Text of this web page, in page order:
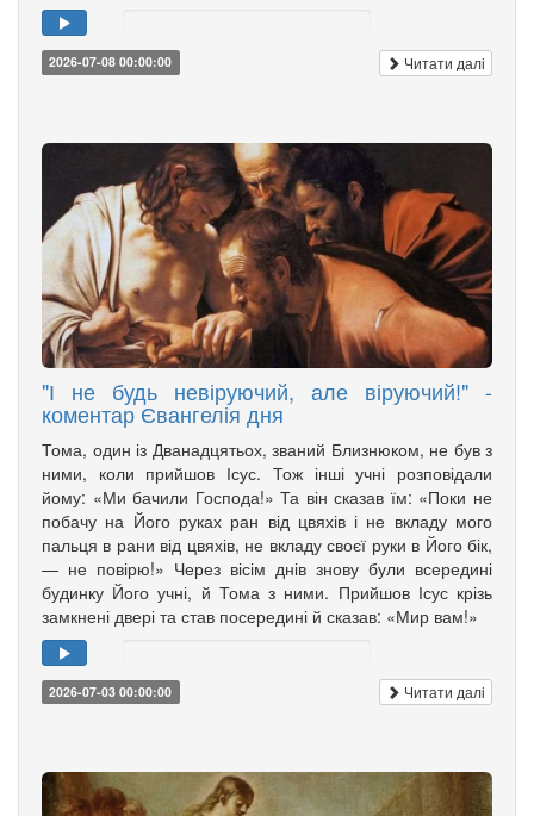
2026-07-08 00:00:00 Читати далі
"І не будь невіруючий, але віруючий!" -
коментар Євангелія дня
Тома, один із Дванадцятьох, званий Близнюком, не був з
ними, коли прийшов Ісус. Тож інші учні розповідали
йому: «Ми бачили Господа!» Та він сказав їм: «Поки не
побачу на Його руках ран від цвяхів і не вкладу мого
пальця в рани від цвяхів, не вкладу своєї руки в Його бік,
— не повірю!» Через вісім днів знову були всередині
будинку Його учні, й Тома з ними. Прийшов Ісус крізь
замкнені двері та став посередині й сказав: «Мир вам!»
2026-07-03 00:00:00 Читати далі